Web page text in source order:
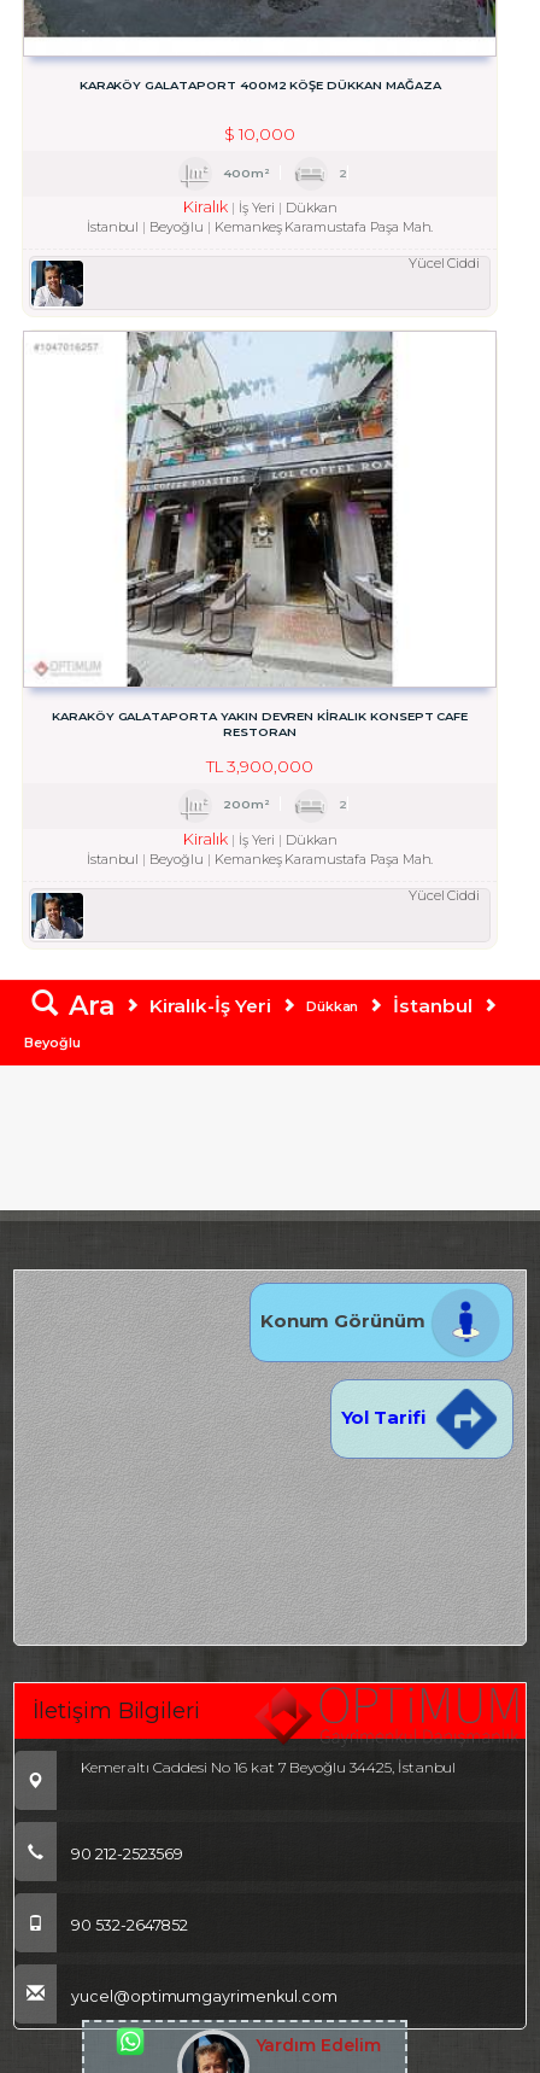
KARAKÖY GALATAPORT 400M2 KÖŞE DÜKKAN MAĞAZA
$ 10,000
400m² 2
Kiralık İş Yeri
Dükkan
İstanbul
Beyoğlu Kemankeş Karamustafa Paşa Mah.
Yücel Ciddi
KARAKÖY GALATAPORTA YAKIN DEVREN KİRALIK KONSEPT CAFE
RESTORAN
TL 3,900,000
200m² 2
Kiralık İş Yeri
Dükkan
İstanbul
Beyoğlu Kemankeş Karamustafa Paşa Mah.
Yücel Ciddi
Ara Kiralık-İş Yeri Dükkan İstanbul
Beyoğlu
Konum Görünüm
Yol Tarifi
İletişim Bilgileri
Kemeraltı Caddesi No 16 kat 7 Beyoğlu 34425, İstanbul
90 212-2523569
90 532-2647852
yucel@optimumgayrimenkul.com
Yardım Edelim